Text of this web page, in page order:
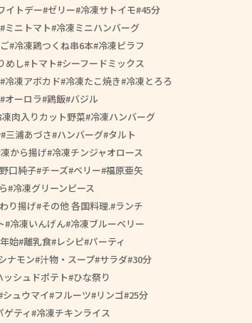
イトデー ゼリー 冷凍サトイモ 45分
ミニトマト 冷凍ミニハンバーグ
冷凍鶏つくね串6本 冷凍ピラフ
めし トマト シーフードミックス
冷凍アボカド 冷凍たこ焼き 冷凍とろろ
オーロラ 鶏飯 バジル
凍肉入りカット野菜 冷凍ハンバーグ
三浦あづさ ハンバーグ タルト
から揚げ 冷凍チンジャオロース
野口純子 チーズ ベリー 福原亜矢
冷凍グリーンピース
り揚げ その他 各国料理. ランチ
冷凍いんげん 冷凍ブルーベリー
始 離乳食 レシピ パーティ
ナモン 汁物・スープ サラダ 30分
ッシュドポテト ひな祭り
シュウマイ フルーツ リンゴ 25分
ゲティ 冷凍チキンライス